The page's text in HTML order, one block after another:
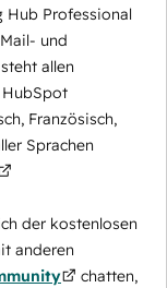
Professional
und
allen
HubSpot
Französisch,
Sprachen
der kostenlosen
anderen
chatten,